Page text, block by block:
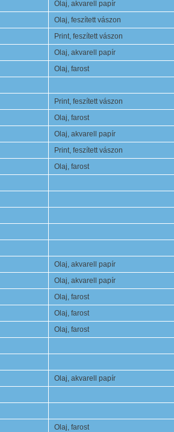
Olaj, akvarell papír
Olaj, feszített vászon
Print, feszített vászon
Olaj, akvarell papír
Olaj, farost
Print, feszített vászon
Olaj, farost
Olaj, akvarell papír
Print, feszített vászon
Olaj, farost
Olaj, akvarell papír
Olaj, akvarell papír
Olaj, farost
Olaj, farost
Olaj, farost
Olaj, akvarell papír
Olaj, farost